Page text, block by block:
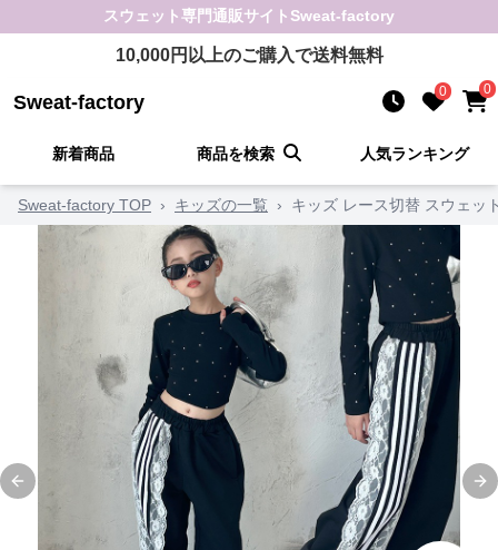
スウェット専門通販サイト Sweat-factory
10,000円以上のご購入で送料無料
Sweat-factory 0 0
新着商品 商品を検索 人気ランキング
Sweat-factory TOP › キッズの一覧 › キッズ レース切替 スウェッ
Previous slide